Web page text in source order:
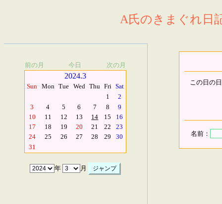
A氏のきまぐれ日
前の月 今日 次の月
2024.3
Sun Mon Tue Wed Thu Fri Sat
1
2
3
4 5 6 7 8
9
10
11 12 13 14 15
16
17
18 19 20 21 22
23
24
25 26 27 28 29
30
31
年 月
この日の
名前：